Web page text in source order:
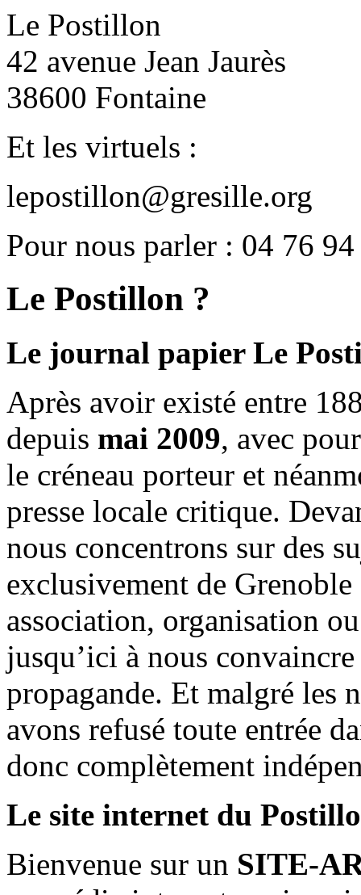
Le Postillon
42 avenue Jean Jaurès
38600 Fontaine
Et les virtuels :
lepostillon@gresille.org
Pour nous parler : 04 76
Le Postillon ?
Le journal papier Le
Après avoir existé entre
depuis mai 2009, avec
le créneau porteur et
presse locale critique.
nous concentrons sur des
exclusivement de
association, organisation
jusqu’ici à nous
propagande. Et malgré les
avons refusé toute entrée
donc complètement
Le site internet du
Bienvenue sur un SITE-